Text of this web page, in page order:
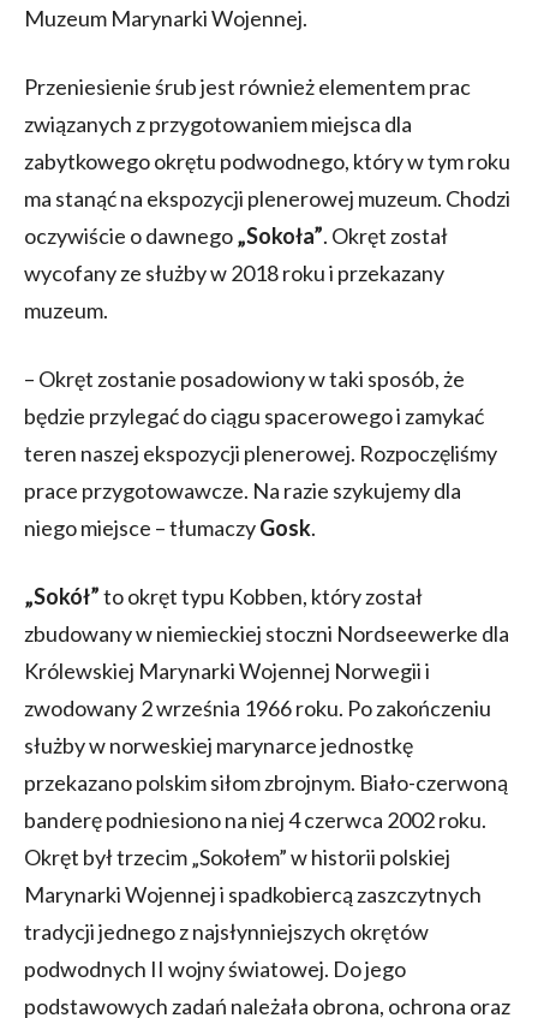
Muzeum Marynarki Wojennej.
Przeniesienie śrub jest również elementem prac
związanych z przygotowaniem miejsca dla
zabytkowego okrętu podwodnego, który w tym roku
ma stanąć na ekspozycji plenerowej muzeum. Chodzi
oczywiście o dawnego„Sokoła”. Okręt został
wycofany ze służby w 2018 roku i przekazany
muzeum.
– Okręt zostanie posadowiony w taki sposób, że
będzie przylegać do ciągu spacerowego i zamykać
teren naszej ekspozycji plenerowej. Rozpoczęliśmy
prace przygotowawcze. Na razie szykujemy dla
niego miejsce – tłumaczyGosk.
„Sokół”to okręt typu Kobben, który został
zbudowany w niemieckiej stoczni Nordseewerke dla
Królewskiej Marynarki Wojennej Norwegii i
zwodowany 2 września 1966 roku. Po zakończeniu
służby w norweskiej marynarce jednostkę
przekazano polskim siłom zbrojnym. Biało-czerwoną
banderę podniesiono na niej 4 czerwca 2002 roku.
Okręt był trzecim „Sokołem” w historii polskiej
Marynarki Wojennej i spadkobiercą zaszczytnych
tradycji jednego z najsłynniejszych okrętów
podwodnych II wojny światowej. Do jego
podstawowych zadań należała obrona, ochrona oraz